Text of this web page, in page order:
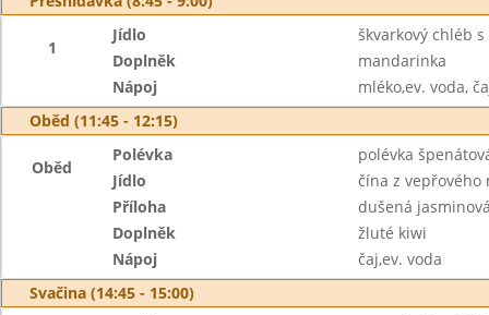
1
Jídlo
škvarkový chléb
Doplněk
mandarinka
Nápoj
mléko,ev. voda,
Oběd (11:45 - 12:15)
Oběd
Polévka
polévka
Jídlo
čína z vepřového
Příloha
dušená
Doplněk
žluté kiwi
Nápoj
čaj,ev. voda
Svačina (14:45 - 15:00)